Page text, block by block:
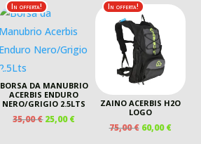
In offerta!
BORSA DA MANUBRIO
ACERBIS ENDURO
NERO/GRIGIO 2.5LTS
35,00€ IL
25,00€IL
PREZZO
In offerta!
ZAINO ACERBIS H2O
LOGO
75,00€ IL
60,00€IL